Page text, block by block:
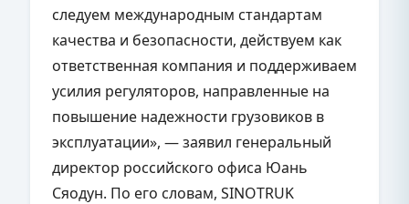
следуем международным стандартам
качества и безопасности, действуем как
ответственная компания и поддерживаем
усилия регуляторов, направленные на
повышение надежности грузовиков в
эксплуатации», — заявил генеральный
директор российского офиса Юань
Сяодун. По его словам, SINOTRUK